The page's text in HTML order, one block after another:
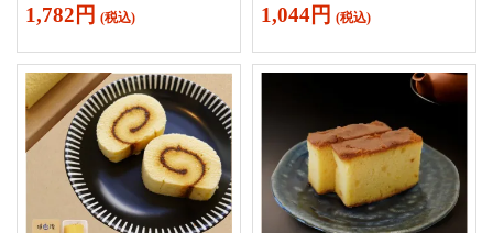
1,782円 (税込) 1,044円 (税込)